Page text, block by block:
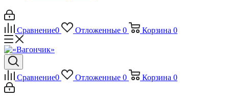
Сравнение0 Отложенные 0 Корзина 0
Сравнение0 Отложенные 0 Корзина 0